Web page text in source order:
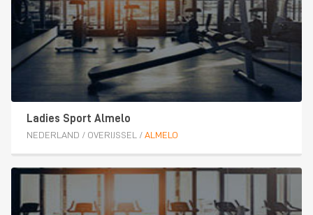
Ladies Sport Almelo
NEDERLAND / OVERIJSSEL / ALMELO